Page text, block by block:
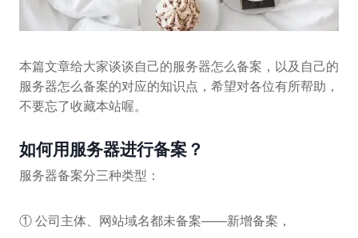
本篇文章给大家谈谈自己的服务器怎么备案，以及自己的
服务器怎么备案的对应的知识点，希望对各位有所帮助，
不要忘了收藏本站喔。
如何用服务器进行备案？
服务器备案分三种类型：
① 公司主体、网站域名都未备案——新增备案，